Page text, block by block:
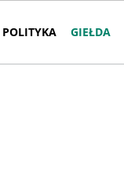
POLITYKA GIEŁDA